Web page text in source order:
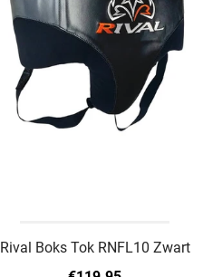
Rival Boks Tok RNFL10 Zwart